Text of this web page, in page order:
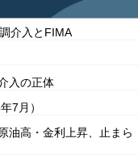
介入とFIMA
入の正体
7月）
油高・金利上昇、止まら